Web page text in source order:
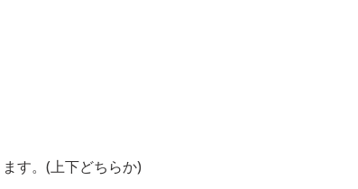
す。(上下どちらか)